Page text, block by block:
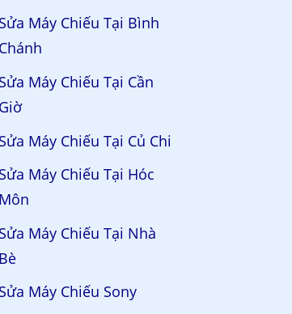
Sửa Máy Chiếu Tại Bình
Chánh
Sửa Máy Chiếu Tại Cần
Giờ
Sửa Máy Chiếu Tại Củ Chi
Sửa Máy Chiếu Tại Hóc
Môn
Sửa Máy Chiếu Tại Nhà
Bè
Sửa Máy Chiếu Sony